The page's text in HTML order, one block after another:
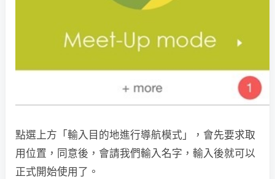
點選上方「輸入目的地進行導航模式」，會先要求取
用位置，同意後，會請我們輸入名字，輸入後就可以
正式開始使用了。